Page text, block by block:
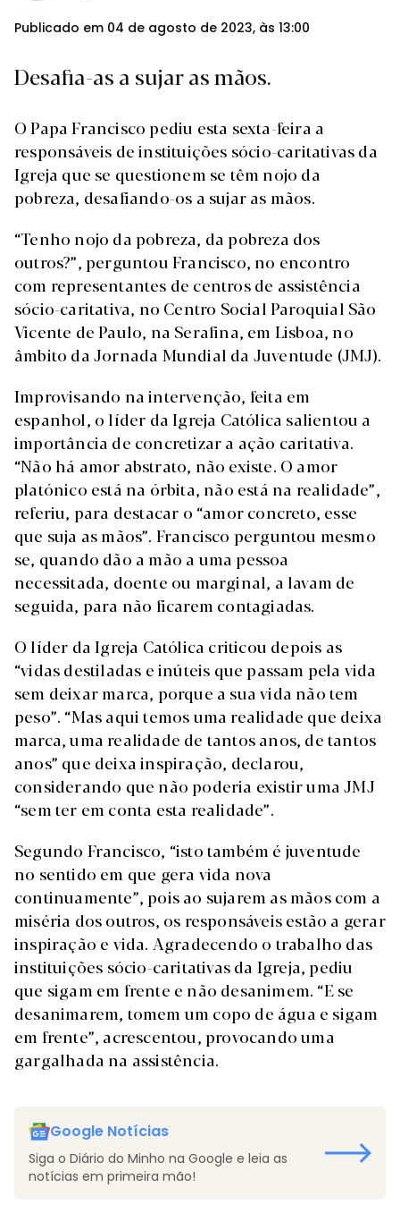
Publicado em 04 de agosto de 2023, às 13:00
Desafia-as a sujar as mãos.
O Papa Francisco pediu esta sexta-feira a
responsáveis de instituições sócio-caritativas da
Igreja que se questionem se têm nojo da
pobreza, desafiando-os a sujar as mãos.
“Tenho nojo da pobreza, da pobreza dos
outros?”, perguntou Francisco, no encontro
com representantes de centros de assistência
sócio-caritativa, no Centro Social Paroquial São
Vicente de Paulo, na Serafina, em Lisboa, no
âmbito da Jornada Mundial da Juventude (JMJ).
Improvisando na intervenção, feita em
espanhol, o líder da Igreja Católica salientou a
importância de concretizar a ação caritativa.
“Não há amor abstrato, não existe. O amor
platónico está na órbita, não está na realidade”,
referiu, para destacar o “amor concreto, esse
que suja as mãos”. Francisco perguntou mesmo
se, quando dão a mão a uma pessoa
necessitada, doente ou marginal, a lavam de
seguida, para não ficarem contagiadas.
O líder da Igreja Católica criticou depois as
“vidas destiladas e inúteis que passam pela vida
sem deixar marca, porque a sua vida não tem
peso”. “Mas aqui temos uma realidade que deixa
marca, uma realidade de tantos anos, de tantos
anos” que deixa inspiração, declarou,
considerando que não poderia existir uma JMJ
“sem ter em conta esta realidade”.
Segundo Francisco, “isto também é juventude
no sentido em que gera vida nova
continuamente”, pois ao sujarem as mãos com a
miséria dos outros, os responsáveis estão a gerar
inspiração e vida. Agradecendo o trabalho das
instituições sócio-caritativas da Igreja, pediu
que sigam em frente e não desanimem. “E se
desanimarem, tomem um copo de água e sigam
em frente”, acrescentou, provocando uma
gargalhada na assistência.
Google Notícias
Siga o Diário do Minho na Google e leia as
notícias em primeira mão!